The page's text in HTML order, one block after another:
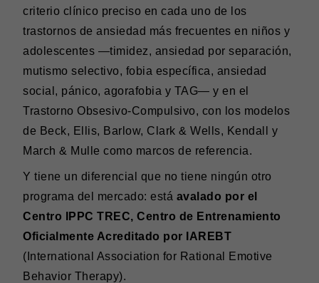
criterio clínico preciso en cada uno de los
trastornos de ansiedad más frecuentes en niños y
adolescentes —timidez, ansiedad por separación,
mutismo selectivo, fobia específica, ansiedad
social, pánico, agorafobia y TAG— y en el
Trastorno Obsesivo-Compulsivo, con los modelos
de Beck, Ellis, Barlow, Clark & Wells, Kendall y
March & Mulle como marcos de referencia.
Y tiene un diferencial que no tiene ningún otro
programa del mercado: está avalado por el
Centro IPPC TREC, Centro de Entrenamiento
Oficialmente Acreditado por IAREBT
(International Association for Rational Emotive
Behavior Therapy).